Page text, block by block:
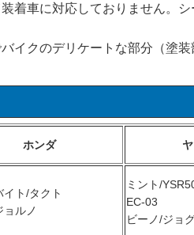
着車に対応しておりません。
イクのデリケートな部分（塗
ホンダ
ト/タクト
ョルノ
ミント/
EC-03
ビーノ/ジョ